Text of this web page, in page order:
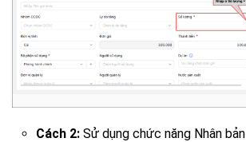
Cách 2: Sử dụng chức năng Nhân bản